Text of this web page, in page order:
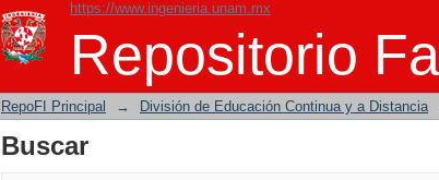
https://www.ingenieria.unam.mx
Repositorio
Buscar
RepoFI Principal → División de Educación Continua y a Distancia
Buscar